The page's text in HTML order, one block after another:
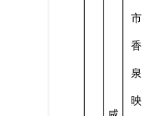
市
香
泉
映